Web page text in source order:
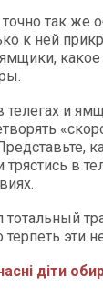
так же
к ней
какое
и
в
тотальный
эти
діти